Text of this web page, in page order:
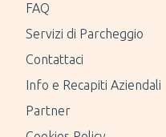
FAQ
Servizi di Parcheggio
Contattaci
Info e Recapiti Aziendali
Partner